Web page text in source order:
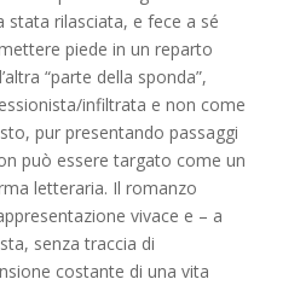
stata rilasciata, e fece a sé
piede in un reparto
“parte della sponda”,
infiltrata e non come
pur presentando passaggi
può essere targato come un
letteraria. Il romanzo
vivace e – a
senza traccia di
costante di una vita